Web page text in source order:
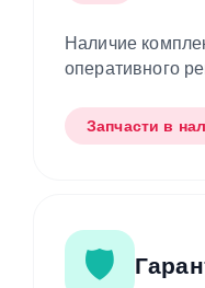
Наличие
оперативного
Запчасти в
🛡️